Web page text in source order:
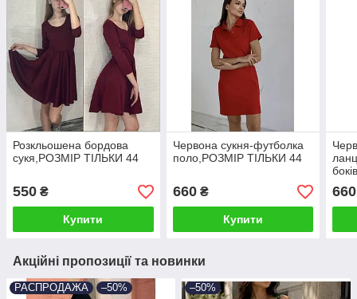
Розкльошена бордова
сукя,РОЗМІР ТІЛЬКИ 44
550 ₴
Купити
Червона сукня-футболка
поло,РОЗМІР ТІЛЬКИ 44
660₴
Купити
660
Акційні пропозиції та новинки
РАСПРОДАЖА –50% –50%